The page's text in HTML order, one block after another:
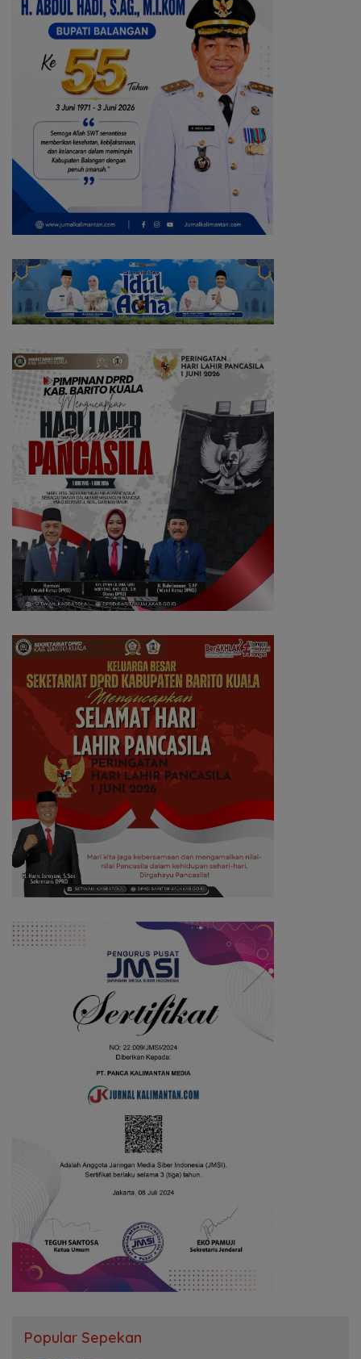
Popular Sepekan